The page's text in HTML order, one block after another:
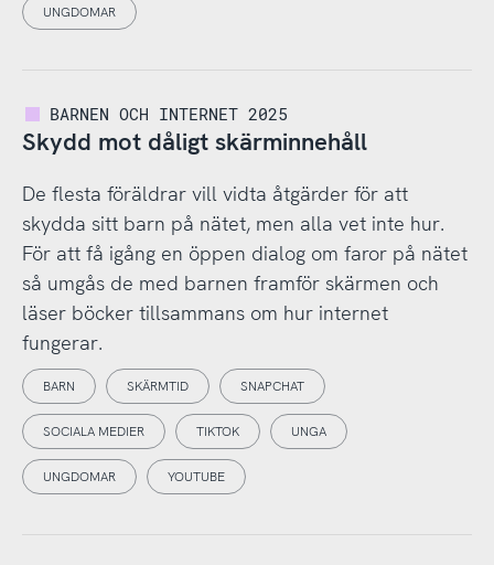
UNGDOMAR
BARNEN OCH INTERNET 2025
Skydd mot dåligt skärminnehåll
De flesta föräldrar vill vidta åtgärder för att
skydda sitt barn på nätet, men alla vet inte hur.
För att få igång en öppen dialog om faror på nätet
så umgås de med barnen framför skärmen och
läser böcker tillsammans om hur internet
fungerar.
BARN SKÄRMTID SNAPCHAT
SOCIALA MEDIER TIKTOK UNGA
UNGDOMAR YOUTUBE